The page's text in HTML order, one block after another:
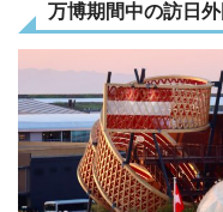
万博期間中の訪日